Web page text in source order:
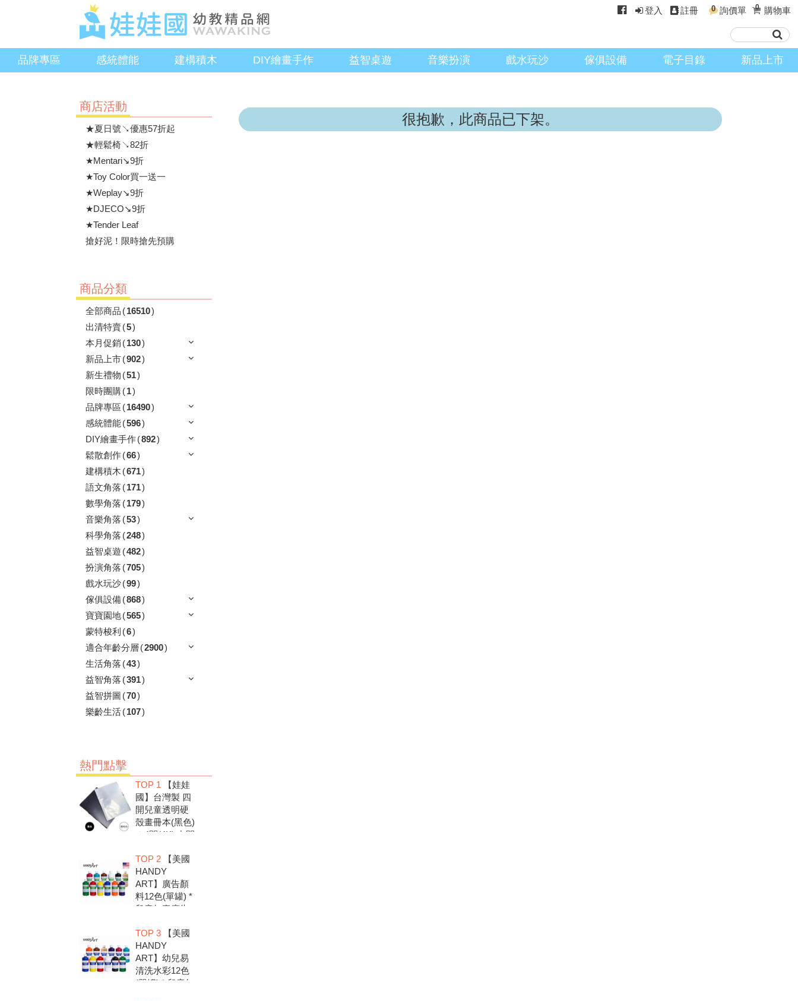
登入 註冊 0 詢價單 0 購物車
品牌專區 感統體能 建構積木 DIY繪畫手作 益智桌遊 音樂扮演 戲水玩沙 傢俱設備 電子目錄 新品上市
商店活動
★夏日號↘優惠57折起
★輕鬆椅↘82折
★Mentari↘9折
★Toy Color買一送一
★Weplay↘9折
★DJECO↘9折
★Tender Leaf
搶好泥！限時搶先預購
商品分類
全部商品 (16510)
出清特賣(5)
本月促銷(130)
新品上市(902)
新生禮物 (51)
限時團購(1)
品牌專區 (16490)
感統體能(596)
DIY繪畫手作(892)
鬆散創作(66)
建構積木 (671)
語文角落 (171)
數學角落 (179)
音樂角落 (53)
科學角落 (248)
益智桌遊 (482)
扮演角落 (705)
戲水玩沙(99)
傢俱設備(868)
寶寶園地(565)
蒙特梭利 (6)
適合年齡分層 (2900)
生活角落 (43)
益智角落 (391)
益智拼圖 (70)
樂齡生活(107)
熱門點擊
TOP 1 【娃娃
國】台灣製 四
開兒童透明硬
殼畫冊本(黑色)
＊4開(4K).中間
扣.資料袋.圖畫
紙收集冊.收納
冊
TOP 2【美國
HANDY
ART】廣告顏
料12色(單罐) *
兒童無毒廣告
放心，彩繪DIY
超有趣
TOP 3【美國
HANDY
ART】幼兒易
清洗水彩12色
(單罐) * 兒童無
很抱歉，此商品已下架。